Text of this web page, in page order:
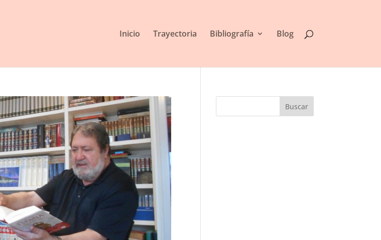
Inicio Trayectoria Bibliografía Blog